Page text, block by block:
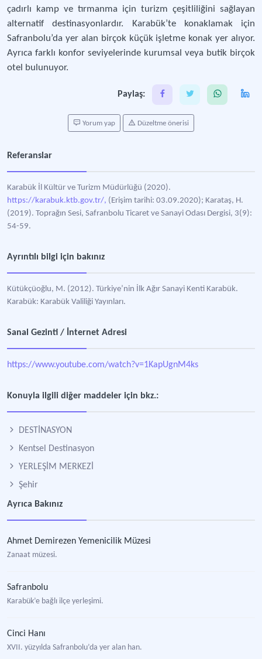
çadırlı kamp ve tırmanma için turizm çeşitliliğini sağlayan
alternatif destinasyonlardır. Karabük’te konaklamak için
Safranbolu’da yer alan birçok küçük işletme konak yer alıyor.
Ayrıca farklı konfor seviyelerinde kurumsal veya butik birçok
otel bulunuyor.
Paylaş:
Yorum yap Düzeltme önerisi
Referanslar
Karabük İl Kültür ve Turizm Müdürlüğü (2020).
https://karabuk.ktb.gov.tr/, (Erişim tarihi: 03.09.2020); Karataş, H.
(2019). Toprağın Sesi, Safranbolu Ticaret ve Sanayi Odası Dergisi, 3(9):
54-59.
Ayrıntılı bilgi için bakınız
Kütükçüoğlu, M. (2012). Türkiye’nin İlk Ağır Sanayi Kenti Karabük.
Karabük: Karabük Valiliği Yayınları.
Sanal Gezinti / İnternet Adresi
https://www.youtube.com/watch?v=1KapUgnM4ks
Konuyla ilgili diğer maddeler için bkz.:
DESTİNASYON
Kentsel Destinasyon
YERLEŞİM MERKEZİ
Şehir
Ayrıca Bakınız
Ahmet Demirezen Yemenicilik Müzesi
Zanaat müzesi.
Safranbolu
Karabük’e bağlı ilçe yerleşimi.
Cinci Hanı
XVII. yüzyılda Safranbolu’da yer alan han.